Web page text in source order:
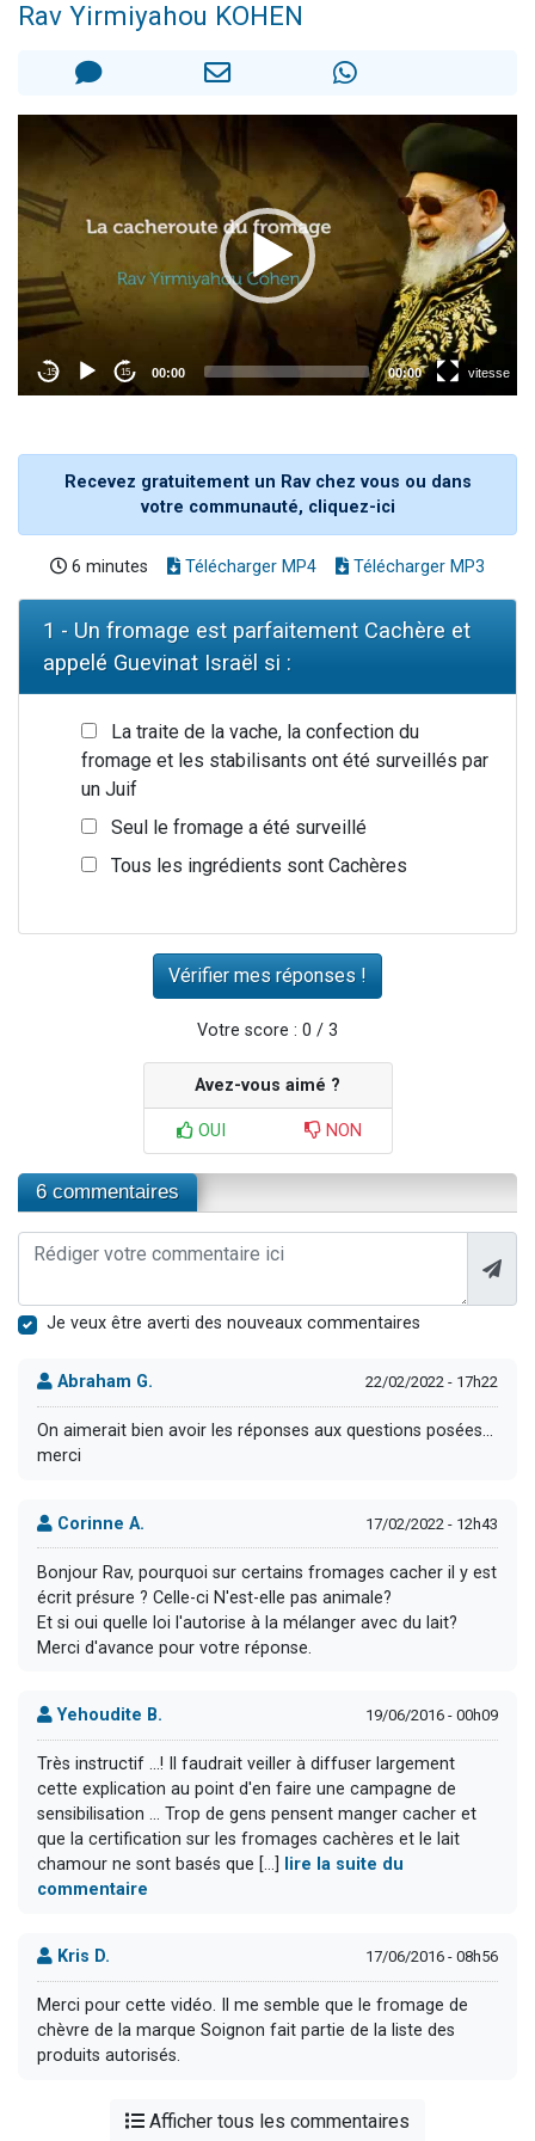
12 nouvelles musiques dans Torah-Box Music
Rav Yirmiyahou KOHEN
Recevez gratuitement un Rav chez vous ou dans
votre communauté, cliquez-ici
6 minutes Télécharger MP4 Télécharger MP3
1 - Un fromage est parfaitement Cachère et
appelé Guevinat Israël si :
La traite de la vache, la confection du
fromage et les stabilisants ont été surveillés par
un Juif
Seul le fromage a été surveillé
Tous les ingrédients sont Cachères
Votre score : 0 / 3
Avez-vous aimé ?
OUI NON
6 commentaires
Je veux être averti des nouveaux commentaires
Abraham G. 22/02/2022 - 17h22
On aimerait bien avoir les réponses aux questions posées...
merci
Corinne A. 17/02/2022 - 12h43
Bonjour Rav, pourquoi sur certains fromages cacher il y est
écrit présure ? Celle-ci N'est-elle pas animale?
Et si oui quelle loi l'autorise à la mélanger avec du lait?
Merci d'avance pour votre réponse.
Yehoudite B. 19/06/2016 - 00h09
Très instructif ...! Il faudrait veiller à diffuser largement
cette explication au point d'en faire une campagne de
sensibilisation ... Trop de gens pensent manger cacher et
que la certification sur les fromages cachères et le lait
chamour ne sont basés que [...]
lire la suite du
commentaire
Kris D. 17/06/2016 - 08h56
Merci pour cette vidéo. Il me semble que le fromage de
chèvre de la marque Soignon fait partie de la liste des
produits autorisés.
Afficher tous les commentaires